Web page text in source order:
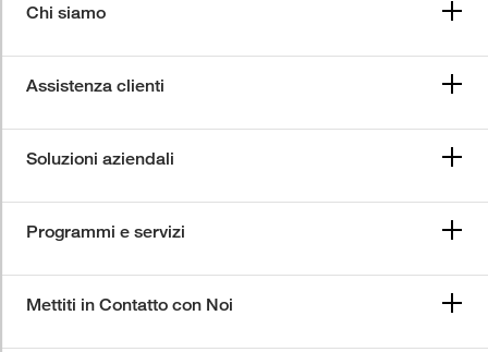
Chi siamo
Assistenza clienti
Soluzioni aziendali
Programmi e servizi
Mettiti in Contatto con Noi